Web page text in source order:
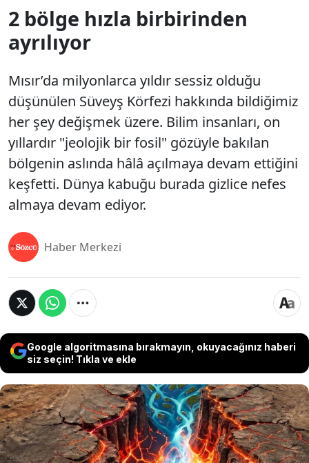
2 bölge hızla birbirinden
ayrılıyor
Mısır’da milyonlarca yıldır sessiz olduğu
düşünülen Süveyş Körfezi hakkında bildiğimiz
her şey değişmek üzere. Bilim insanları, on
yıllardır "jeolojik bir fosil" gözüyle bakılan
bölgenin aslında hâlâ açılmaya devam ettiğini
keşfetti. Dünya kabuğu burada gizlice nefes
almaya devam ediyor.
Haber Merkezi
Google algoritmasına bırakmayın, okuyacağınız haberi
siz seçin! Tıkla ve ekle
Mısır’da milyonlarca yıldır sessiz olduğu
düşünülen Süveyş Körfezi hakkında bildiğimiz
her şey değişmek üzere. Bilim insanları, on